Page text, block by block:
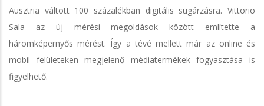
Ausztria váltott 100 százalékban digitális sugárzásra. Vittorio
Sala az új mérési megoldások között említette a
háromképernyős mérést. Így a tévé mellett már az online és
mobil felületeken megjelenő médiatermékek fogyasztása is
figyelhető.